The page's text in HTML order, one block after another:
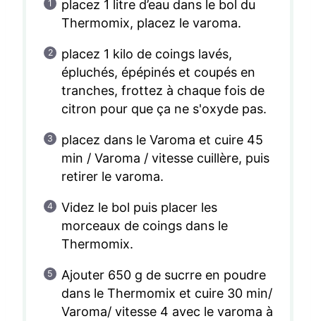
placez 1 litre d’eau dans le bol du
Thermomix, placez le varoma.
placez 1 kilo de coings lavés,
épluchés, épépinés et coupés en
tranches, frottez à chaque fois de
citron pour que ça ne s'oxyde pas.
placez dans le Varoma et cuire 45
min / Varoma / vitesse cuillère, puis
retirer le varoma.
Videz le bol puis placer les
morceaux de coings dans le
Thermomix.
Ajouter 650 g de sucrre en poudre
dans le Thermomix et cuire 30 min/
Varoma/ vitesse 4 avec le varoma à